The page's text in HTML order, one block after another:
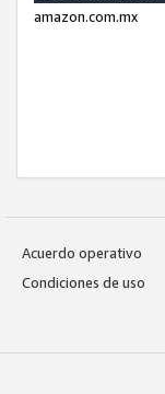
amazon.com.mx
Acuerdo operativo
Condiciones de uso